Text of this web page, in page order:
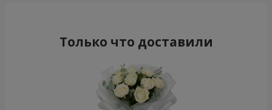
Только что доставили